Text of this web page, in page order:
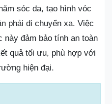
sóc da, tạo hình vóc
phải di chuyển xa. Việc
này đảm bảo tính an toàn
quả tối ưu, phù hợp với
hiện đại.